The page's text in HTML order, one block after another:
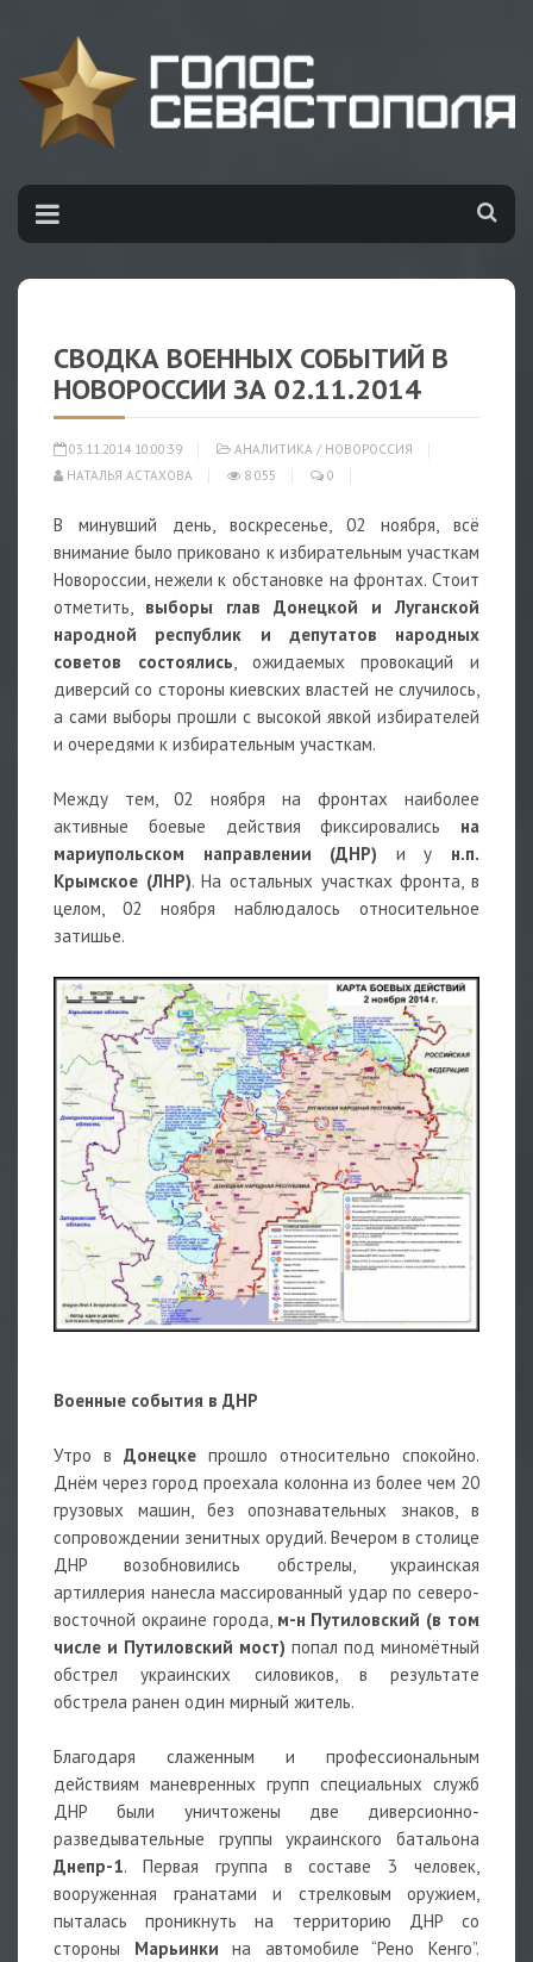
СВОДКА ВОЕННЫХ СОБЫТИЙ В
НОВОРОССИИ ЗА 02.11.2014
03.11.2014 10:00:39 АНАЛИТИКА / НОВОРОССИЯ
НАТАЛЬЯ АСТАХОВА
8 055 0
В минувший день, воскресенье, 02 ноября, всё
внимание было приковано к избирательным участкам
Новороссии, нежели к обстановке на фронтах. Стоит
отметить, выборы глав Донецкой и Луганской
народной республик и депутатов народных
советов состоялись, ожидаемых провокаций и
диверсий со стороны киевских властей не случилось,
а сами выборы прошли с высокой явкой избирателей
и очередями к избирательным участкам.
Между тем, 02 ноября на фронтах наиболее
активные боевые действия фиксировались на
мариупольском направлении (ДНР) и у н.п.
Крымское (ЛНР). На остальных участках фронта, в
целом, 02 ноября наблюдалось относительное
затишье.
Военные события в ДНР
Утро в Донецке прошло относительно спокойно.
Днём через город проехала колонна из более чем 20
грузовых машин, без опознавательных знаков, в
сопровождении зенитных орудий. Вечером в столице
ДНР возобновились обстрелы, украинская
артиллерия нанесла массированный удар по северо-
восточной окраине города, м-н Путиловский (в том
числе и Путиловский мост) попал под миномётный
обстрел украинских силовиков, в результате
обстрела ранен один мирный житель.
Благодаря слаженным и профессиональным
действиям маневренных групп специальных служб
ДНР были уничтожены две диверсионно-
разведывательные группы украинского батальона
Днепр-1. Первая группа в составе 3 человек,
вооруженная гранатами и стрелковым оружием,
пыталась проникнуть на территорию ДНР со
стороны Марьинкина автомобиле “Рено Кенго”.